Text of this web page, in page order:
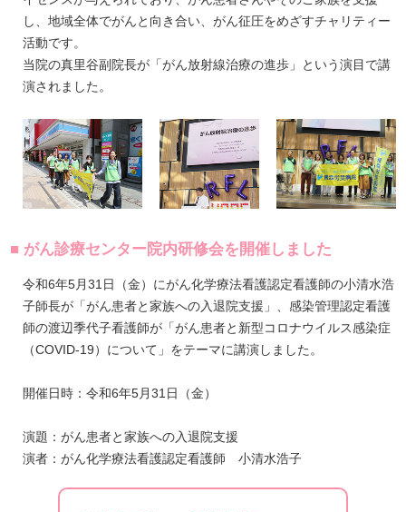
し、地域全体でがんと向き合い、がん征圧をめざすチャリティー
活動です。
当院の真里谷副院長が「がん放射線治療の進歩」という演目で講
演されました。
■ がん診療センター院内研修会を開催しました
令和6年5月31日（金）にがん化学療法看護認定看護師の小清水浩
子師長が「がん患者と家族への入退院支援」、感染管理認定看護
師の渡辺季代子看護師が「がん患者と新型コロナウイルス感染症
（COVID-19）について」をテーマに講演しました。
開催日時：令和6年5月31日（金）
演題：がん患者と家族への入退院支援
演者：がん化学療法看護認定看護師 小清水浩子